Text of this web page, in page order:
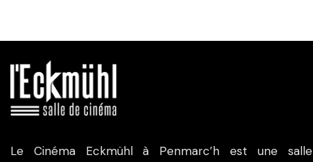
Le Cinéma Eckmühl à Penmarc’h est une salle